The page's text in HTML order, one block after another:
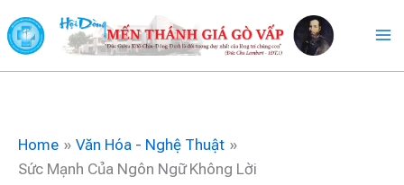
to
content
Home
Văn Hóa - Nghệ Thuật
Sức Mạnh Của Ngôn Ngữ Không Lời